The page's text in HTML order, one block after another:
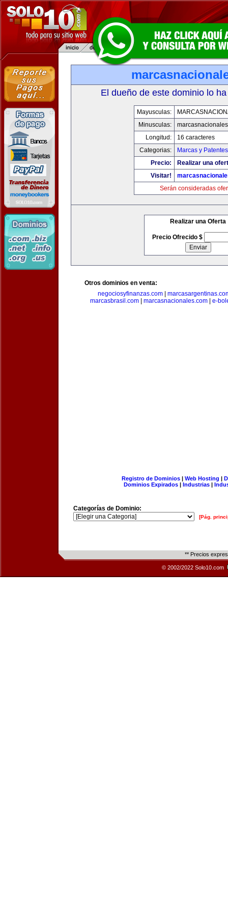
El dueño de este dominio lo
Mayusculas:
Minusculas:
Longitud:
16 caracteres
Categorias:
Marcas y Patentes
Precio:
Realizar una
Visitar!
Serán consideradas
Realizar una Oferta
Precio Ofrecido $
Otros dominios en venta:
negociosyfinanzas.com
marcasbrasil.com| marcasnacionales.com| e-
Registro de Dominios| Web Hosting |
Dominios Expirados | Industrias |
Categorías de Dominio:
[Pág.
** Precios
© 2002/2022 Solo10.com